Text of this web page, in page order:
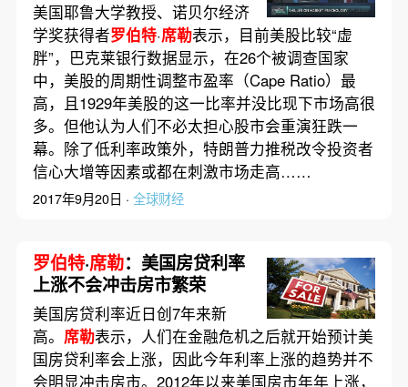
美国耶鲁大学教授、诺贝尔经济
学奖获得者罗伯特·席勒表示，目前美股比较“虚
胖”，巴克莱银行数据显示，在26个被调查国家
中，美股的周期性调整市盈率（Cape Ratio）最
高，且1929年美股的这一比率并没比现下市场高很
多。但他认为人们不必太担心股市会重演狂跌一
幕。除了低利率政策外，特朗普力推税改令投资者
信心大增等因素或都在刺激市场走高……
2017年9月20日 · 全球财经
罗伯特·席勒：美国房贷利率
上涨不会冲击房市繁荣
美国房贷利率近日创7年来新
高。 席勒表示，人们在金融危机之后就开始预计美
国房贷利率会上涨，因此今年利率上涨的趋势并不
会明显冲击房市。2012年以来美国房市年年上涨，